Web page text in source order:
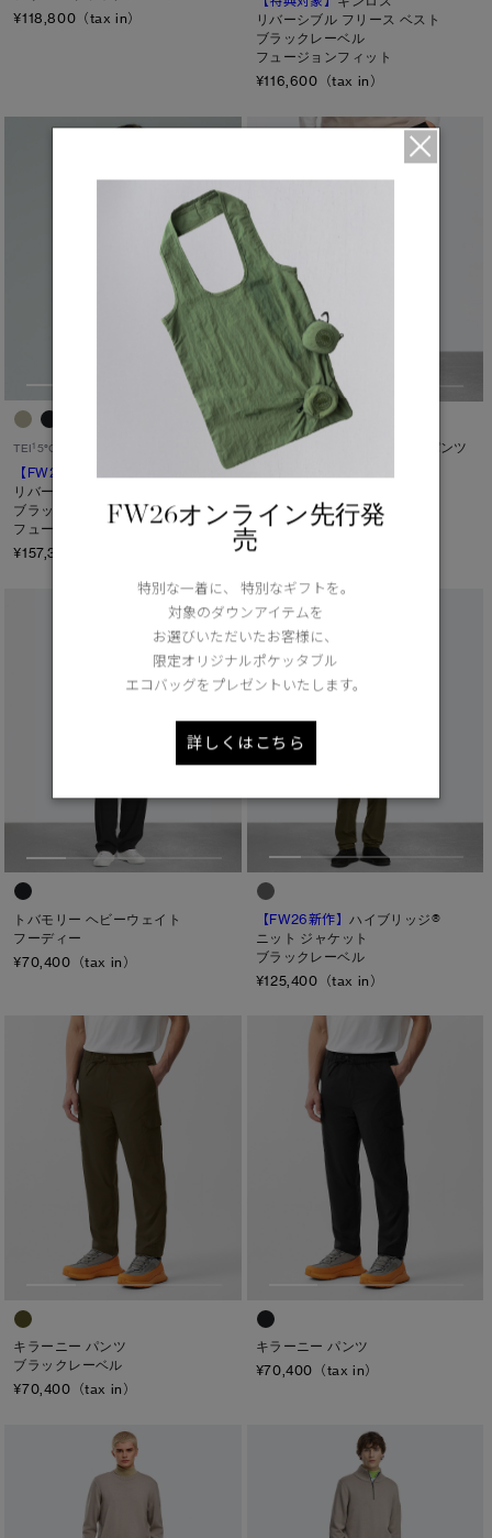
¥118,800（tax in）
リバーシブル フリース ベスト
ブラックレーベル
フュージョンフィット
¥116,600（tax in）
TEI1 5°C / -5°C
【FW26新作】
リバーシブル フリース ジャケット
ブラックレーベル
フュージョンフィット
¥157,300（tax in）
トバモリー ヘビーウェイト パンツ
トバモリー ヘビーウェイト
フーディー
¥70,400（tax in）
【FW26新作】 ハイブリッジ®
ニット ジャケット
ブラックレーベル
¥125,400（tax in）
キラーニー パンツ
ブラックレーベル
¥70,400（tax in）
キラーニー パンツ
¥70,400（tax in）
FW26オンライン先行発
売
特別な一着に、 特別なギフトを。
対象のダウンアイテムを
お選びいただいたお客様に、
限定オリジナルポケッタブル
エコバッグをプレゼントいたします。
詳しくはこちら